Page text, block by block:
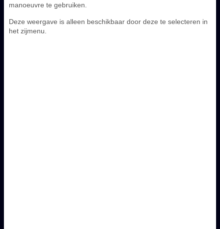
manoeuvre te gebruiken.
Deze weergave is alleen beschikbaar door deze te selecteren in
het zijmenu.